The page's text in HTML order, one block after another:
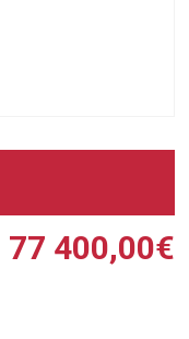
77 400,00€